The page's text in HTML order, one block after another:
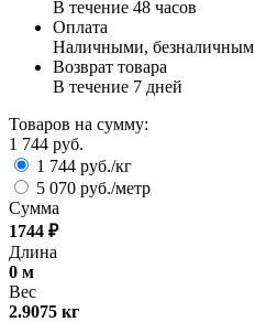
В течение 48 часов
Оплата
Наличными, безналичным
Возврат товара
В течение 7 дней
Товаров на сумму:
1 744 руб.
1 744 руб./кг
5 070 руб./метр
Сумма
1744 ₽
Длина
0 м
Вес
2.9075 кг